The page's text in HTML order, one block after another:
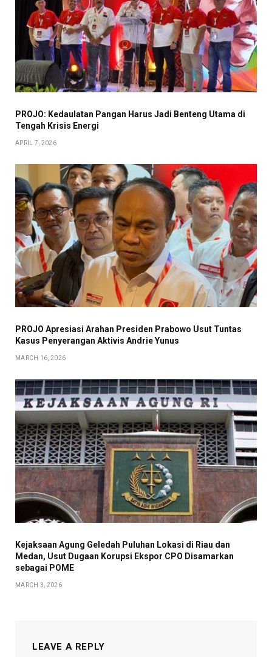
PROJO: Kedaulatan Pangan Harus Jadi Benteng Utama di
Tengah Krisis Energi
APRIL 7, 2026
PROJO Apresiasi Arahan Presiden Prabowo Usut Tuntas
Kasus Penyerangan Aktivis Andrie Yunus
MARCH 16, 2026
Kejaksaan Agung Geledah Puluhan Lokasi di Riau dan
Medan, Usut Dugaan Korupsi Ekspor CPO Disamarkan
sebagai POME
MARCH 3, 2026
LEAVE A REPLY